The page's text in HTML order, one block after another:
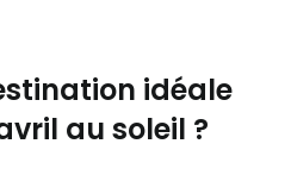
idéale
au soleil ?